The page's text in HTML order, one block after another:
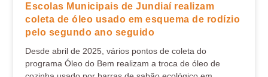
Escolas Municipais de Jundiaí realizam
coleta de óleo usado em esquema de rodízio
pelo segundo ano seguido
Desde abril de 2025, vários pontos de coleta do
programa Óleo do Bem realizam a troca de óleo de